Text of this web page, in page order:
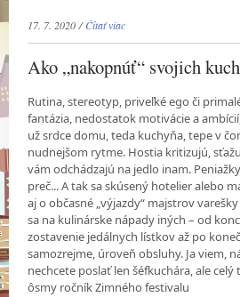
17. 7. 2020 /Čítať viac
Ako „nakopnúť“ svojich
Rutina, stereotyp, priveľké ego či
fantázia, nedostatok motivácie a
už srdce domu, teda kuchyňa, tepe v
nudnejšom rytme. Hostia kritizujú,
vám odchádzajú na jedlo inam.
preč... A tak sa skúsený hotelier alebo
aj o občasné „výjazdy“ majstrov
sa na kulinárske nápady iných – od
zostavenie jedálnych lístkov až po
samozrejme, úroveň obsluhy. Ja viem,
nechcete poslať len šéfkuchára, ale
ôsmy ročník Zimného festivalu